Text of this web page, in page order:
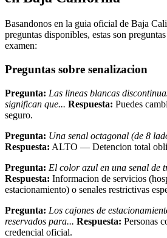
Basandonos en la guia oficial de Baja
preguntas disponibles, estas son
examen:
Preguntas sobre senalizacion
Pregunta: Las lineas blancas
significan que... Respuesta: Puedes
seguro.
Pregunta: Una senal octagonal (de 8
Respuesta: ALTO — Detencion total
Pregunta: El color azul en una senal de
Respuesta: Informacion de servicios
estacionamiento) o senales restrictivas
Pregunta: Los cajones de
reservados para... Respuesta: Personas
credencial oficial.